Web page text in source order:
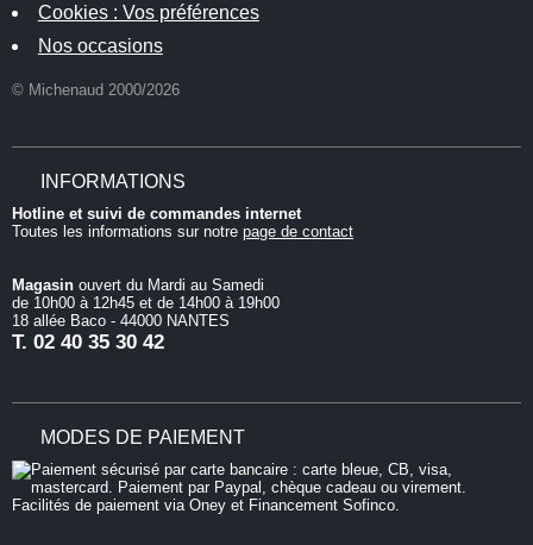
Cookies : Vos préférences
Nos occasions
© Michenaud 2000/2026
INFORMATIONS
Hotline et suivi de commandes internet
Toutes les informations sur notre page de contact
Magasin ouvert du Mardi au Samedi
de 10h00 à 12h45 et de 14h00 à 19h00
18 allée Baco - 44000 NANTES
T. 02 40 35 30 42
MODES DE PAIEMENT